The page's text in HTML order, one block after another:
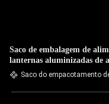
Saco de embalagem de
lanternas aluminizadas de
Saco do empacotamento